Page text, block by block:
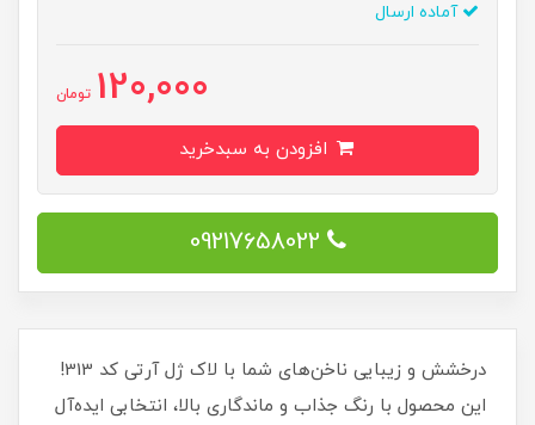
آماده ارسال
120,000 تومان
09217658022
درخشش و زیبایی ناخن‌های شما با لاک ژل آرتی کد 313!
این محصول با رنگ جذاب و ماندگاری بالا، انتخابی ایده‌آل